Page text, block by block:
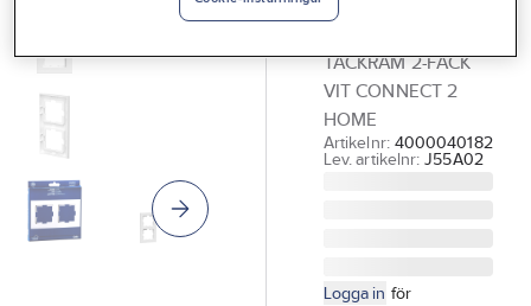
Home, Gelia
TÄCKRAM 2-FACK
VIT CONNECT 2
HOME
Artikelnr: 4000040182
Lev. artikelnr: J55A02
Logga in för